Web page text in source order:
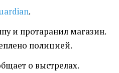
.
и протаранил магазин.
полицией.
о выстрелах.